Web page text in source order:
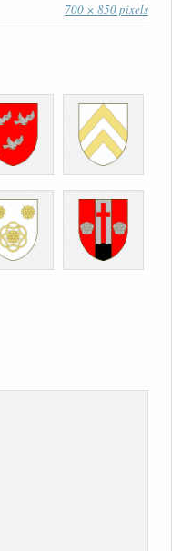
700 × 850 pixels